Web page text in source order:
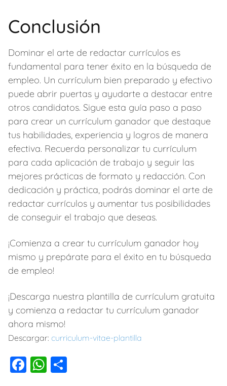
Conclusión
Dominar el arte de redactar currículos es
fundamental para tener éxito en la búsqueda de
empleo. Un currículum bien preparado y efectivo
puede abrir puertas y ayudarte a destacar entre
otros candidatos. Sigue esta guía paso a paso
para crear un currículum ganador que destaque
tus habilidades, experiencia y logros de manera
efectiva. Recuerda personalizar tu currículum
para cada aplicación de trabajo y seguir las
mejores prácticas de formato y redacción. Con
dedicación y práctica, podrás dominar el arte de
redactar currículos y aumentar tus posibilidades
de conseguir el trabajo que deseas.
¡Comienza a crear tu currículum ganador hoy
mismo y prepárate para el éxito en tu búsqueda
de empleo!
¡Descarga nuestra plantilla de currículum gratuita
y comienza a redactar tu currículum ganador
ahora mismo!
Descargar: curriculum-vitae-plantilla
F
W